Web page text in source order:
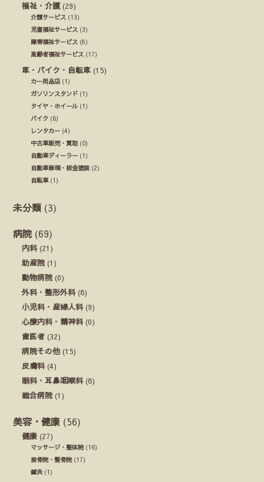
福祉・介護(29)
介護サービス (13)
児童福祉サービス (3)
障害福祉サービス (8)
高齢者福祉サービス (17)
車・バイク・自転車 (15)
カー用品店 (1)
ガソリンスタンド (1)
タイヤ・ホイール (1)
バイク (6)
レンタカー (4)
中古車販売・買取 (0)
自動車ディーラー (1)
自動車修理・板金塗装 (2)
自転車(1)
未分類 (3)
病院 (69)
内科 (21)
助産院 (1)
動物病院 (0)
外科・整形外科 (8)
小児科・産婦人科 (9)
心療内科・精神科 (0)
歯医者 (32)
病院その他 (15)
皮膚科 (4)
眼科・耳鼻咽喉科 (8)
総合病院 (1)
美容・健康 (56)
健康 (27)
マッサージ・整体院(16)
接骨院・整骨院(17)
鍼灸(1)